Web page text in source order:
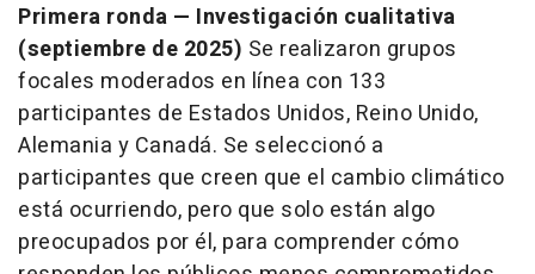
Primera ronda — Investigación cualitativa
(septiembre de 2025) Se realizaron grupos
focales moderados en línea con 133
participantes de Estados Unidos, Reino Unido,
Alemania y Canadá. Se seleccionó a
participantes que creen que el cambio climático
está ocurriendo, pero que solo están algo
preocupados por él, para comprender cómo